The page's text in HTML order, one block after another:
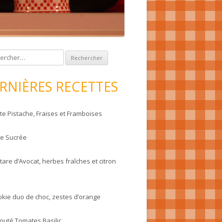
RECETTES
Pistache, Fraises et Framboises
Sucrée
d’Avocat, herbes fraîches et citron
duo de choc, zestes d’orange